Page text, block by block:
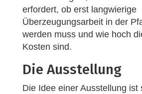
erfordert, ob erst langwierige
Überzeugungsarbeit in der
werden muss und wie hoch
Kosten sind.
Die Ausstellung
Die Idee einer Ausstellung ist